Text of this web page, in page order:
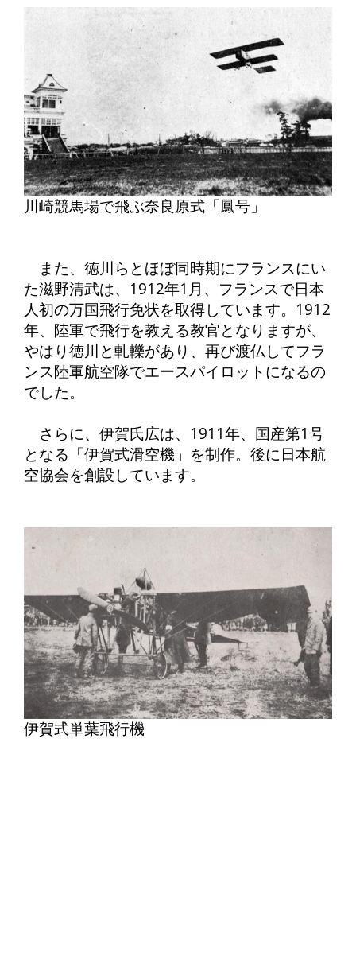
川崎競馬場で飛ぶ奈良原式「鳳号」
また、徳川らとほぼ同時期にフランスにい
た滋野清武は、1912年1月、フランスで日本
人初の万国飛行免状を取得しています。1912
年、陸軍で飛行を教える教官となりますが、
やはり徳川と軋轢があり、再び渡仏してフラ
ンス陸軍航空隊でエースパイロットになるの
でした。
さらに、伊賀氏広は、1911年、国産第1号
となる「伊賀式滑空機」を制作。後に日本航
空協会を創設しています。
伊賀式単葉飛行機